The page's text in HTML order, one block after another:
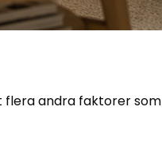
flera andra faktorer som